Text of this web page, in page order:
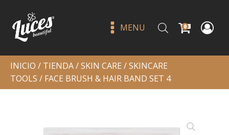
MENU 0
INICIO / TIENDA/SKIN CARE /SKINCARE
TOOLS / FACE BRUSH & HAIR BAND SET 4